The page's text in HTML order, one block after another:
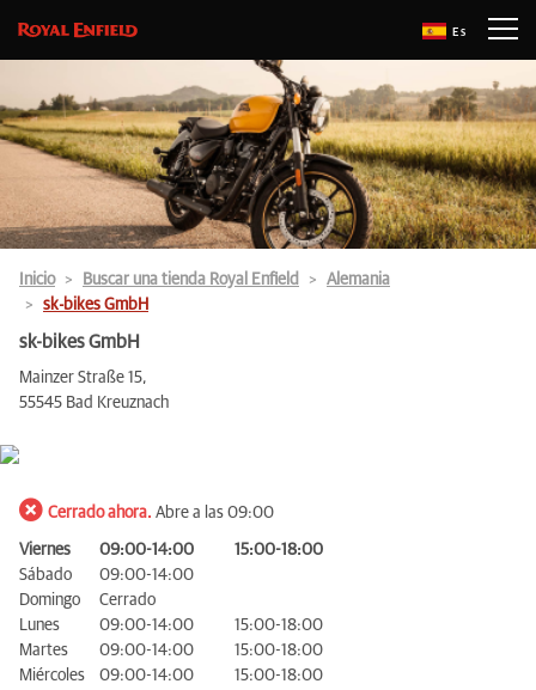
Es
Inicio Buscar una tienda Royal Enfield
Alemania
sk-bikes GmbH
sk-bikes GmbH
Mainzer Straße 15,
55545 Bad Kreuznach
Cerrado ahora. Abre a las 09:00
Viernes 09:00-14:00
15:00-18:00
Sábado
09:00-14:00
Domingo
Cerrado
Lunes
09:00-14:00
15:00-18:00
Martes
09:00-14:00
15:00-18:00
Miércoles
09:00-14:00
15:00-18:00